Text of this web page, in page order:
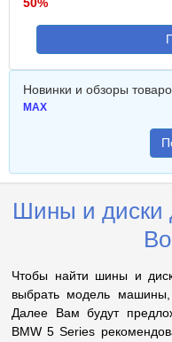
Новинки и обзоры
MAX
Шины и диски
Чтобы найти шины и
выбрать модель машины,
Далее Вам будут
BMW 5 Series